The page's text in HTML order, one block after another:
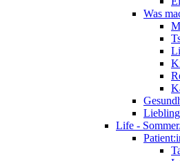
Was
Life -